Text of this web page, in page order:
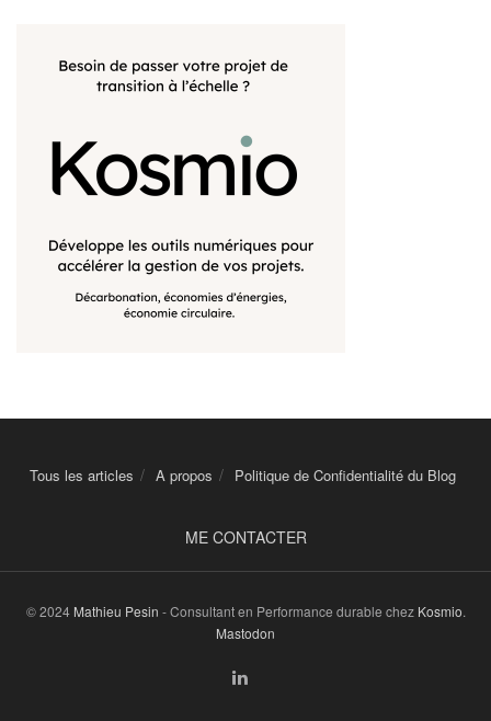
Tous les articles A propos Politique de Confidentialité du Blog
ME CONTACTER
© 2024 Mathieu Pesin - Consultant en Performance durable chez Kosmio.
Mastodon